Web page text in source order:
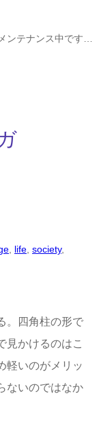
ンテナンス中です…
life society
。四角柱の形で
見かけるのはこ
軽いのがメリッ
ないのではなか